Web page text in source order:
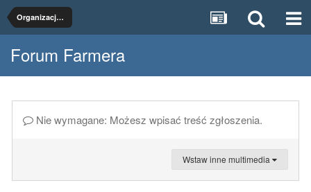
Organizacje rolnicze
Forum Farmera
Nie wymagane: Możesz wpisać treść zgłoszenia.
Wstaw inne multimedia